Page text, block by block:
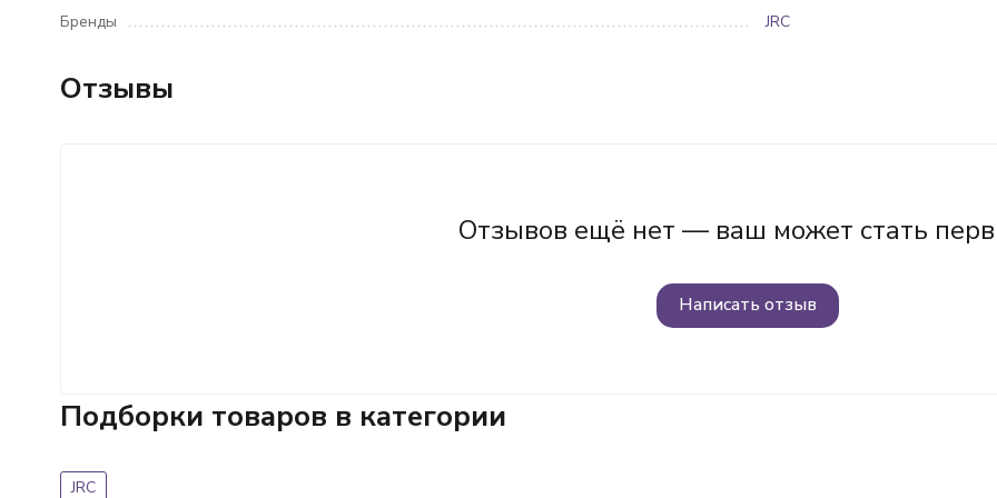
Бренды JRC
Отзывы
Отзывов ещё нет — ваш может стать
Написать отзыв
Подборки товаров в категории
JRC